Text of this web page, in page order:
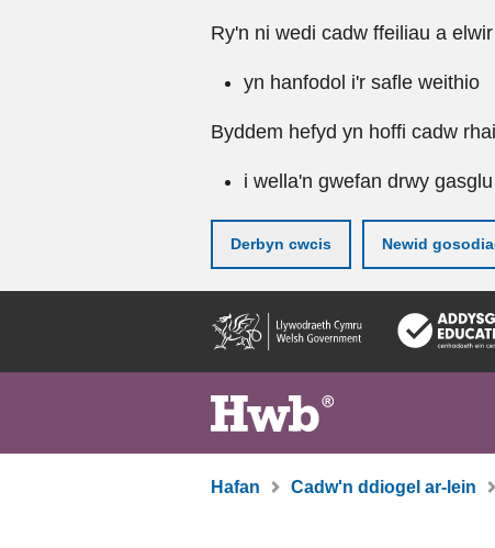
Ry'n ni wedi cadw ffeiliau a
yn hanfodol i'r safle weithio
Byddem hefyd yn hoffi cadw
i wella'n gwefan drwy
Derbyn cwcis Newid
gynnwy
Hafan Cadw'n ddiogel ar-lein